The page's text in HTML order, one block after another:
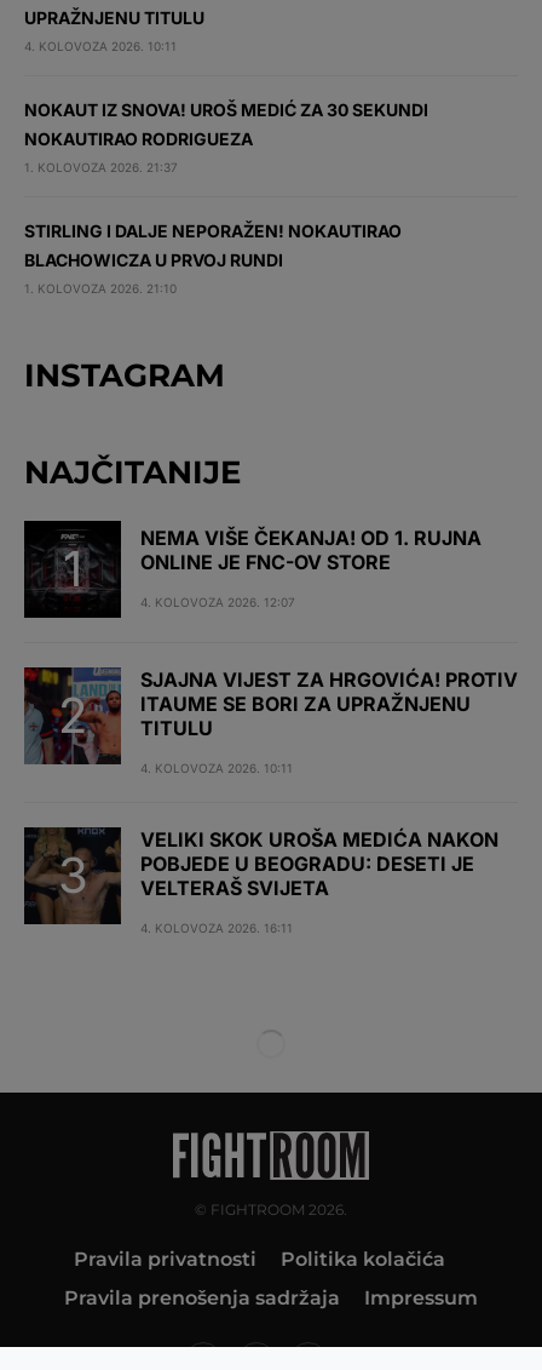
UPRAŽNJENU TITULU
4. KOLOVOZA 2026. 10:11
NOKAUT IZ SNOVA! UROŠ MEDIĆ ZA 30 SEKUNDI
NOKAUTIRAO RODRIGUEZA
1. KOLOVOZA 2026. 21:37
STIRLING I DALJE NEPORAŽEN! NOKAUTIRAO
BLACHOWICZA U PRVOJ RUNDI
1. KOLOVOZA 2026. 21:10
INSTAGRAM
NAJČITANIJE
NEMA VIŠE ČEKANJA! OD 1. RUJNA
ONLINE JE FNC-OV STORE
4. KOLOVOZA 2026. 12:07
SJAJNA VIJEST ZA HRGOVIĆA! PROTIV
ITAUME SE BORI ZA UPRAŽNJENU
TITULU
4. KOLOVOZA 2026. 10:11
VELIKI SKOK UROŠA MEDIĆA NAKON
POBJEDE U BEOGRADU: DESETI JE
VELTERAŠ SVIJETA
4. KOLOVOZA 2026. 16:11
© FIGHTROOM 2026.
Pravila privatnosti
Politika kolačića
Pravila prenošenja sadržaja
Impressum